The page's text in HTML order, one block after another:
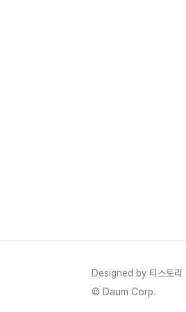
Designed by 티스토리
© Daum Corp.